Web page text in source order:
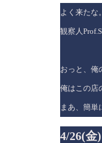
よく来たな。
観察人Prof.S
おっと、俺
俺はこの店
まあ、簡単
4/26(